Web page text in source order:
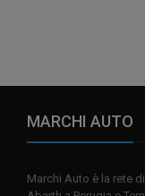
MARCHI AUTO
Marchi Auto è la rete